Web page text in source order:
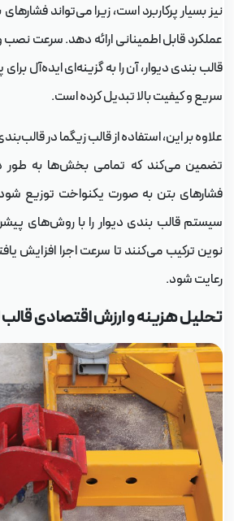
بسیار پرکاربرد است، زیرا می‌تواند فشارهای
قابل اطمینانی ارائه دهد. سرعت نصب و
بندی دیوار، آن را به گزینه‌ای ایده‌آل برای
و کیفیت بالا تبدیل کرده است.
بر این، استفاده از قالب زیگما در قالب‌بندی
می‌کند که تمامی بخش‌ها به طور
بتن به صورت یکنواخت توزیع شود.
قالب بندی دیوار را با روش‌های
ترکیب می‌کنند تا سرعت اجرا افزایش یافته
شود.
هزینه و ارزش اقتصادی قالب